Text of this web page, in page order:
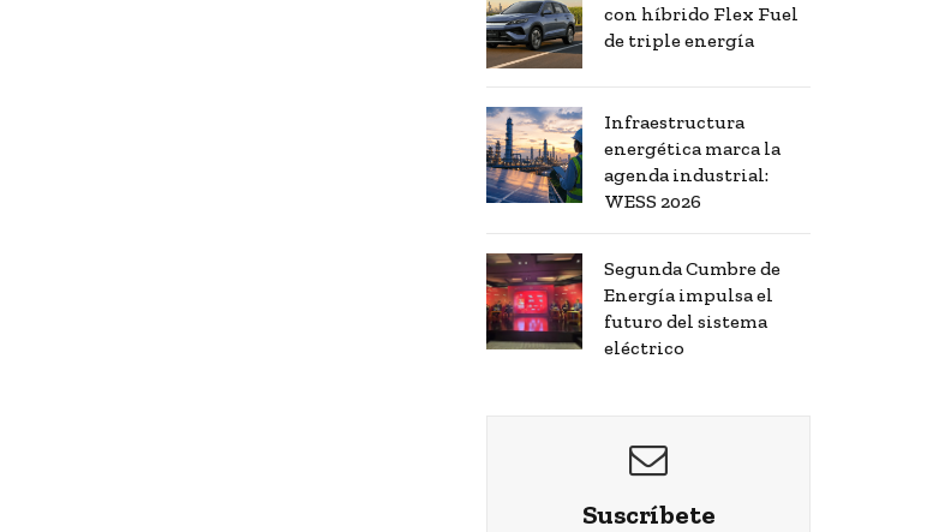
con híbrido Flex Fuel
de triple energía
Infraestructura
energética marca la
agenda industrial:
WESS 2026
Segunda Cumbre de
Energía impulsa el
futuro del sistema
eléctrico
Suscríbete